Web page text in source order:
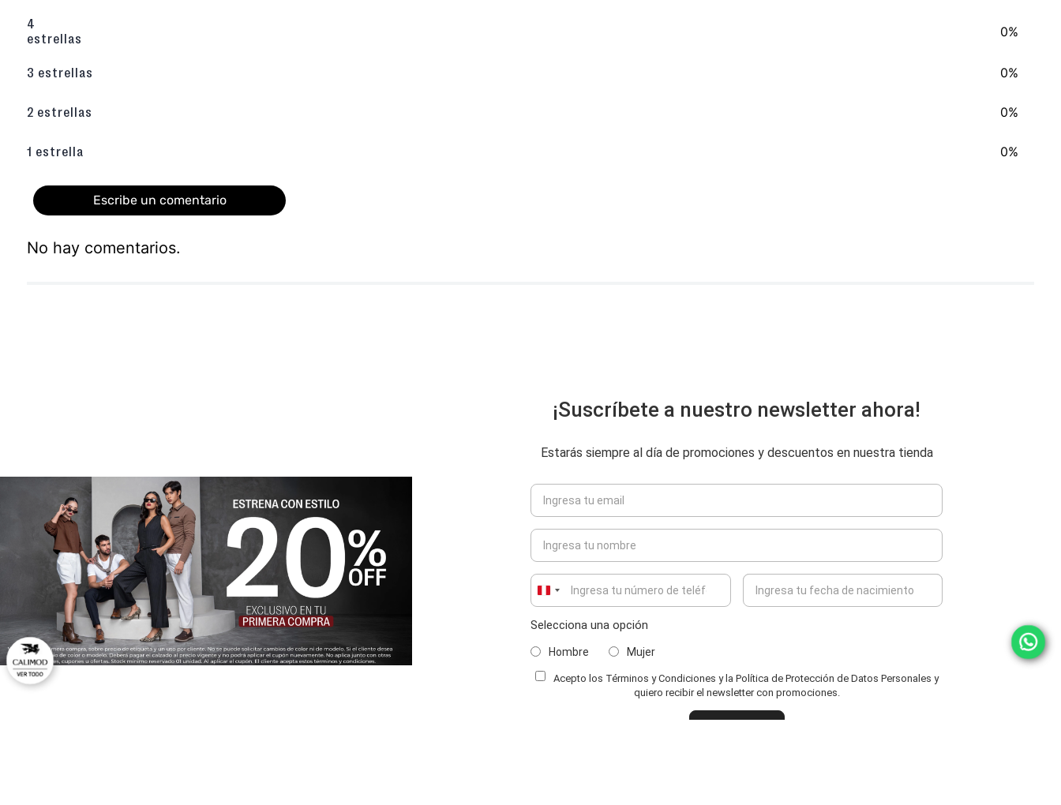
4
estrellas
0%
3 estrellas 0%
2 estrellas 0%
1 estrella 0%
Escribe un comentario
Dirección de email
Escribe un comentario
ENVIAR COMENTARIO
No hay comentarios.
¡Suscríbete a nuestro newsletter ahora!
Estarás siempre al día de promociones y descuentos en nuestra tienda
Peru
+51
Selecciona una opción
Hombre Mujer
Acepto los Términos y Condiciones y la Política de Protección de Datos Personales y
quiero recibir el newsletter con promociones.